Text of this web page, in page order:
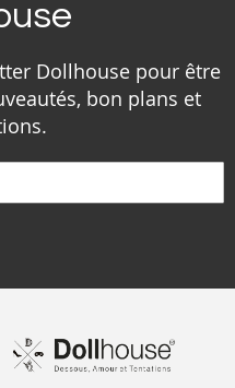
Dollhouse pour être
bon plans et